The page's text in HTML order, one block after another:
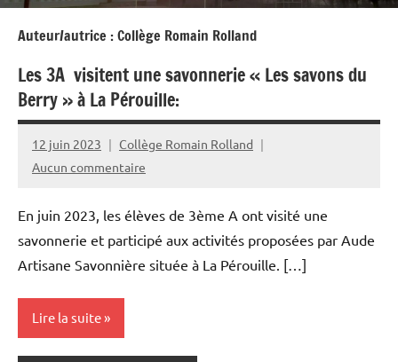
Auteur/autrice :Collège Romain Rolland
Les 3A visitent une savonnerie « Les savons du
Berry » à La Pérouille:
12 juin 2023
Collège Romain Rolland
Aucun commentaire
En juin 2023, les élèves de 3ème A ont visité une
savonnerie et participé aux activités proposées par Aude
Artisane Savonnière située à La Pérouille. […]
Lire la suite